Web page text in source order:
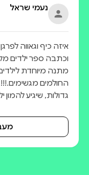
נעמי שראל
מתנה מיוחדת
החולמים
גדולות, שיגיע